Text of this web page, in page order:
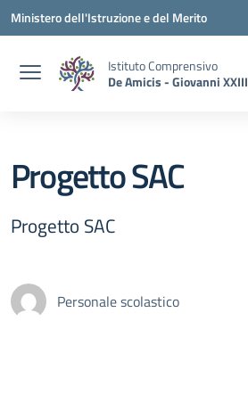
Vai ai contenuti
Vai al menu di navigazione
Vai al footer
Ministero dell'Istruzione e del Merito
Istituto Comprensivo
De Amicis - Giovanni XXIII
Progetto SAC
Progetto SAC
Personale scolastico